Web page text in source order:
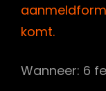
komt.
Wanneer: 6